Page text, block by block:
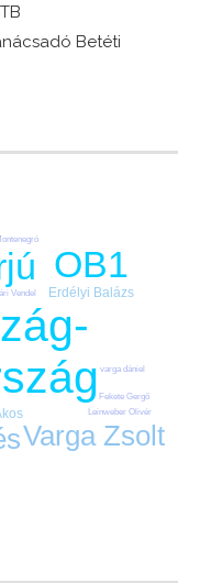
Betéti
OB1
Varga Zsolt
Erdélyi Balázs
Fekete Gergő
Leinweber Olivér
varga dániel
Vendel